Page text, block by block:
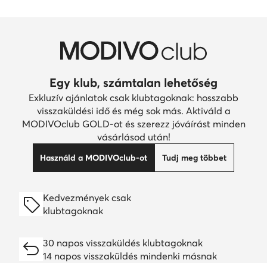
Egy klub, számtalan lehetőség
Exkluzív ajánlatok csak klubtagoknak: hosszabb
visszaküldési idő és még sok más. Aktiváld a
MODIVOclub GOLD-ot és szerezz jóváírást minden
vásárlásod után!
Használd a MODIVOclub-ot Tudj meg többet
Kedvezmények csak
klubtagoknak
30 napos visszaküldés klubtagoknak
14 napos visszaküldés mindenki másnak